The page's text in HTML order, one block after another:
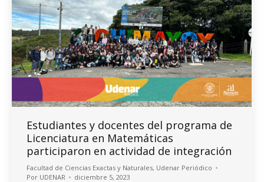
Estudiantes y docentes del programa de
Licenciatura en Matemáticas
participaron en actividad de integración
Facultad de Ciencias Exactas y Naturales, Udenar Periódico
Por UDENAR diciembre 5, 2023